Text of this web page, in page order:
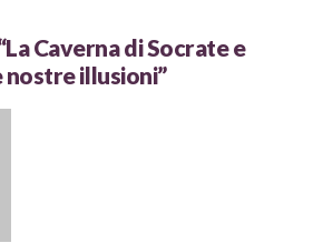
Caverna di Socrate e
illusioni”